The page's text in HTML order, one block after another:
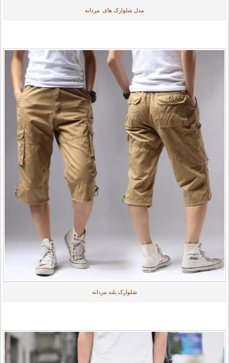
مدل شلوارک های مردانه
شلوارک بلند مردانه